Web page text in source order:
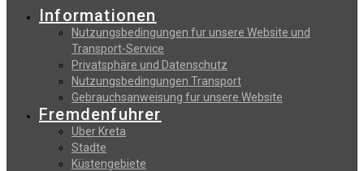
Informationen
Nutzungsbedingungen fur unsere Website und
Transport-Service
Privatsphäre und Datenschutz
Nutzungsbedingungen Transport
Gebrauchsanweisung fur unsere Website
Fremdenfuhrer
Uber Kreta
Stadte
Küstengebiete